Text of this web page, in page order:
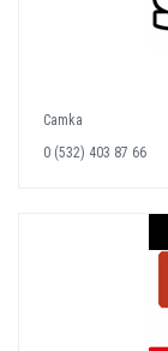
Camka
0 (532) 403 87 66